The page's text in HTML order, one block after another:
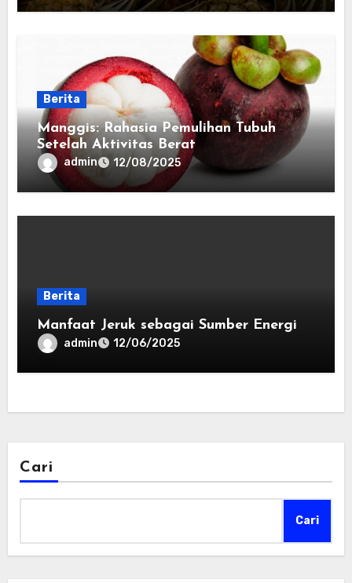
Berita
Manggis: Rahasia Pemulihan Tubuh
Setelah Aktivitas Berat
admin 12/08/2025
Berita
Manfaat Jeruk sebagai Sumber Energi
admin 12/06/2025
Cari
Cari